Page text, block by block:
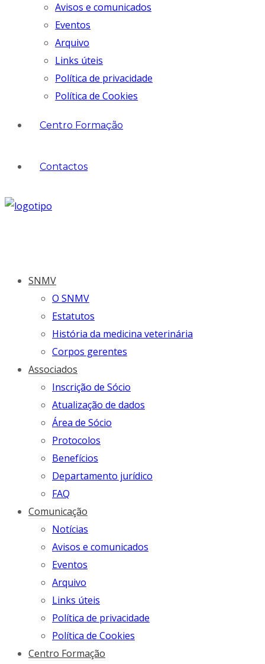
Avisos e comunicados
Eventos
Arquivo
Links úteis
Política de privacidade
Política de Cookies
Centro Formação
Contactos
SNMV
O SNMV
Estatutos
História da medicina veterinária
Corpos gerentes
Associados
Inscrição de Sócio
Atualização de dados
Área de Sócio
Protocolos
Benefícios
Departamento jurídico
FAQ
Comunicação
Notícias
Avisos e comunicados
Eventos
Arquivo
Links úteis
Política de privacidade
Política de Cookies
Centro Formação